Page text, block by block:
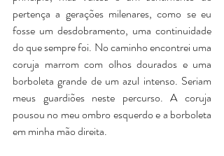
pertença a gerações milenares, como se eu
fosse um desdobramento, uma continuidade
do que sempre foi. No caminho encontrei uma
coruja marrom com olhos dourados e uma
borboleta grande de um azul intenso. Seriam
meus guardiões neste percurso. A coruja
pousou no meu ombro esquerdo e a borboleta
em minha mão direita.